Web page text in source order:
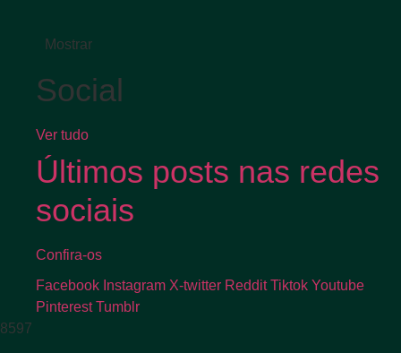
Mostrar
Social
Ver tudo
Últimos posts nas redes
sociais
Confira-os
Facebook Instagram X-twitter Reddit Tiktok Youtube
Pinterest Tumblr
8597